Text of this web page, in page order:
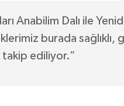
Anabilim Dalı ile
burada sağlıklı,
ediliyor.”